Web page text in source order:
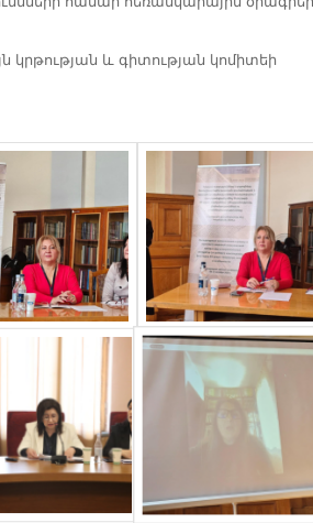
կրթության և գիտության կոմիտեի